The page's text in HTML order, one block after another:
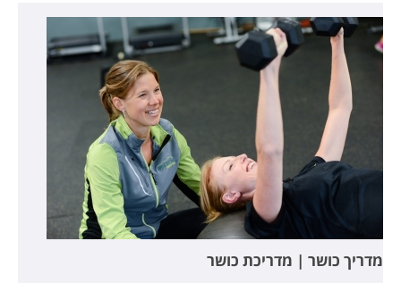
מדריך כושר | מדריכת כושר